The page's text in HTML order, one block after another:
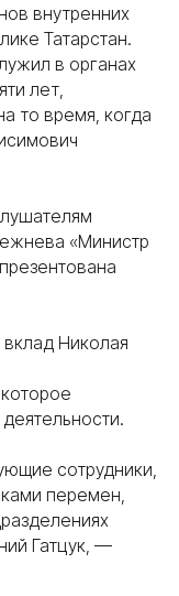
внутренних
Татарстан.
в органах
лет,
то время, когда
«Министр
Николая
сотрудники,
перемен,
Гатцук, —